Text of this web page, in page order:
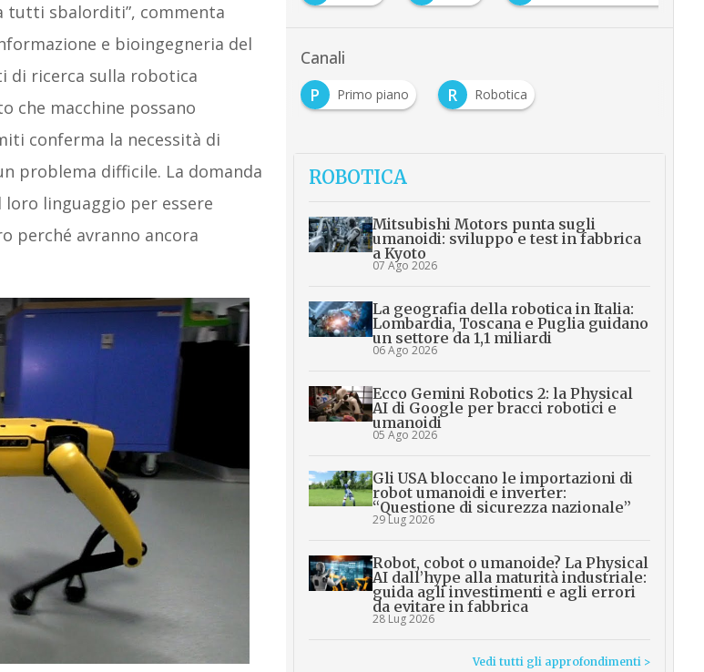
tutti sbalorditi”, commenta
e bioingegneria del
di ricerca sulla robotica
che macchine possano
conferma la necessità di
problema difficile. La domanda
linguaggio per essere
perché avranno ancora
Canali
P
Primo piano R Robotica
ROBOTICA
Mitsubishi Motors punta sugli
umanoidi: sviluppo e test in fabbrica
a Kyoto
07 Ago 2026
La geografia della robotica in Italia:
Lombardia, Toscana e Puglia guidano
un settore da 1,1 miliardi
06 Ago 2026
Ecco Gemini Robotics 2: la Physical
AI di Google per bracci robotici e
umanoidi
05 Ago 2026
Gli USA bloccano le importazioni di
robot umanoidi e inverter:
“Questione di sicurezza nazionale”
29 Lug 2026
Robot, cobot o umanoide? La Physical
AI dall’hype alla maturità industriale:
guida agli investimenti e agli errori
da evitare in fabbrica
28 Lug 2026
Vedi tutti gli approfondimenti >